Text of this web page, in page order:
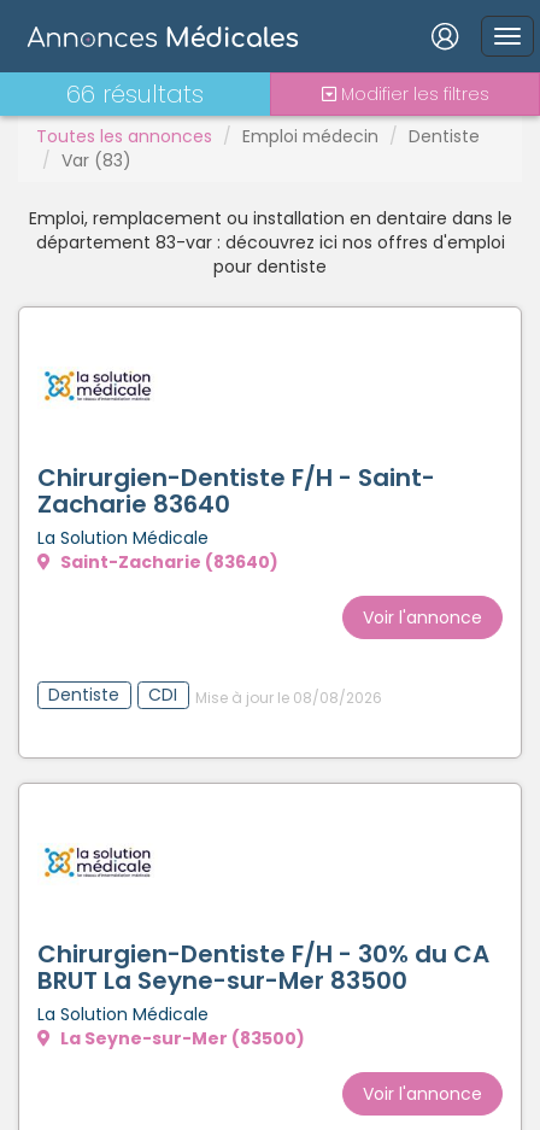
Connexion
Mot de passe oublié ?
Toutes les annonces Emploi médecin
Dentiste
Var (83)
66 résultats Modifier les filtres
Mutation
PAC
PH
Praticien contractuel
Stages - alternance
Vacations
Emploi, remplacement ou installation en dentaire dans le
département 83-var : découvrez ici nos offres d'emploi
pour dentiste
Chirurgien-Dentiste F/H - Saint-
Zacharie 83640
La Solution Médicale
Saint-Zacharie (83640)
Voir l'annonce
Dentiste CDI Mise à jour le 08/08/2026
Chirurgien-Dentiste F/H - 30% du CA
BRUT La Seyne-sur-Mer 83500
La Solution Médicale
La Seyne-sur-Mer (83500)
Voir l'annonce